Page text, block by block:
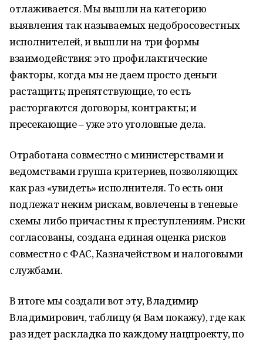
отлаживается. Мы вышли на категорию
выявления так называемых недобросовестных
исполнителей, и вышли на три формы
взаимодействия: это профилактические
факторы, когда мы не даем просто деньги
растащить; препятствующие, то есть
расторгаются договоры, контракты; и
пресекающие – уже это уголовные дела.
Отработана совместно с министерствами и
ведомствами группа критериев, позволяющих
как раз «увидеть» исполнителя. То есть они
подлежат неким рискам, вовлечены в теневые
схемы либо причастны к преступлениям. Риски
согласованы, создана единая оценка рисков
совместно с ФАС, Казначейством и налоговыми
службами.
В итоге мы создали вот эту, Владимир
Владимирович, таблицу (я Вам покажу), где как
раз идет раскладка по каждому нацпроекту, по